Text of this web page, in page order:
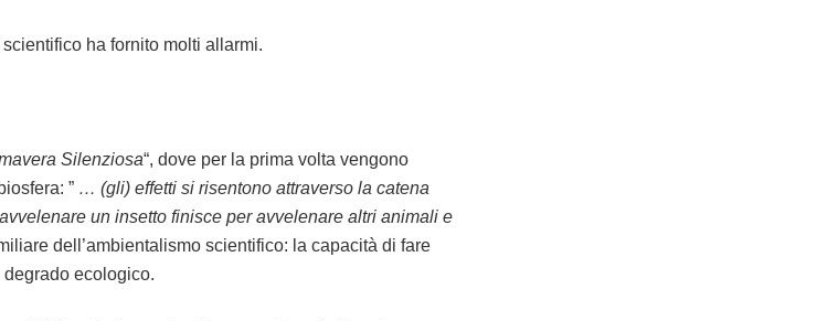
ha fornito molti allarmi.
Silenziosa“, dove per la prima volta vengono
” … (gli) effetti si risentono attraverso la catena
un insetto finisce per avvelenare altri animali e
dell’ambientalismo scientifico: la capacità di fare
ecologico.